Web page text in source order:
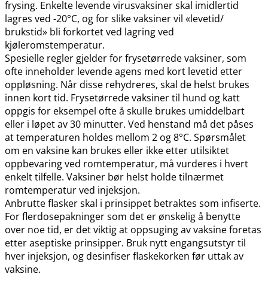
frysing. Enkelte levende virusvaksiner skal imidlertid
lagres ved -20°C, og for slike vaksiner vil «levetid​/​
brukstid» bli forkortet ved lagring ved
kjøleromstemperatur.
Spesielle regler gjelder for frysetørrede vaksiner, som
ofte inneholder levende agens med kort levetid etter
oppløsning. Når disse rehydreres, skal de helst brukes
innen kort tid. Frysetørrede vaksiner til hund og katt
oppgis for eksempel ofte å skulle brukes umiddelbart
eller i løpet av 30 minutter. Ved henstand må det påses
at temperaturen holdes mellom 2 og 8°C. Spørsmålet
om en vaksine kan brukes eller ikke etter utilsiktet
oppbevaring ved romtemperatur, må vurderes i hvert
enkelt tilfelle. Vaksiner bør helst holde tilnærmet
romtemperatur ved injeksjon.
Anbrutte flasker skal i prinsippet betraktes som infiserte.
For flerdosepakninger som det er ønskelig å benytte
over noe tid, er det viktig at oppsuging av vaksine foretas
etter aseptiske prinsipper. Bruk nytt engangsutstyr til
hver injeksjon, og desinfiser flaskekorken før uttak av
vaksine.